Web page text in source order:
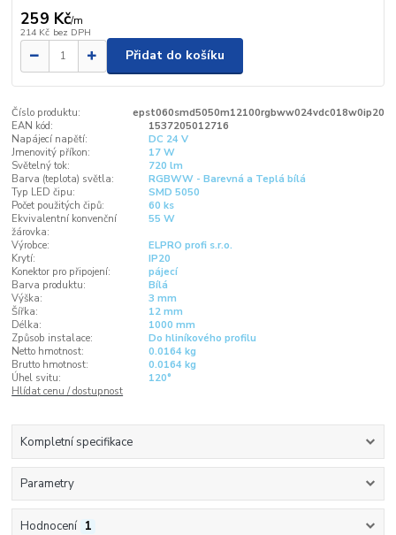
259 Kč/m
214 Kč bez DPH
Přidat do košíku
Číslo produktu:
epst060smd5050m12100rgbww024vdc018w0ip20
EAN kód:
1537205012716
Napájecí napětí:
DC 24 V
Jmenovitý příkon:
17 W
Světelný tok:
720 lm
Barva (teplota) světla:
RGBWW - Barevná a Teplá bílá
Typ LED čipu:
SMD 5050
Počet použitých čipů:
60 ks
Ekvivalentní konvenční
žárovka:
55 W
Výrobce:
ELPRO profi s.r.o.
Krytí:
IP20
Konektor pro připojení:
pájecí
Barva produktu:
Bílá
Výška:
3 mm
Šířka:
12 mm
Délka:
1000 mm
Způsob instalace:
Do hliníkového profilu
Netto hmotnost:
0.0164 kg
Brutto hmotnost:
0.0164 kg
Úhel svitu:
120°
Hlídat cenu / dostupnost
Kompletní specifikace
Parametry
Hodnocení 1